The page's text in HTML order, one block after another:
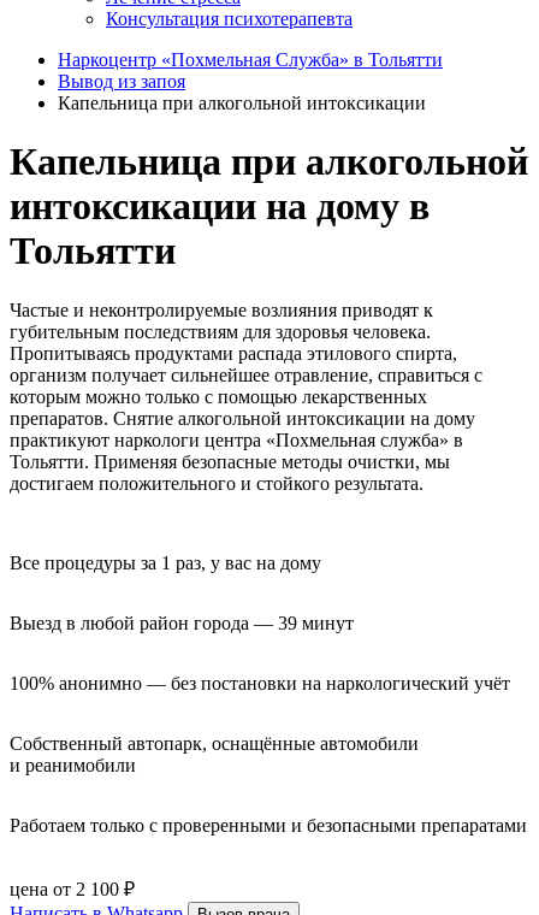
Консультация психотерапевта
Наркоцентр «Похмельная Служба» в Тольятти
Вывод из запоя
Капельница при алкогольной интоксикации
Капельница при алкогольной
интоксикации на дому в
Тольятти
Частые и неконтролируемые возлияния приводят к
губительным последствиям для здоровья человека.
Пропитываясь продуктами распада этилового спирта,
организм получает сильнейшее отравление, справиться с
которым можно только с помощью лекарственных
препаратов. Снятие алкогольной интоксикации на дому
практикуют наркологи центра «Похмельная служба» в
Тольятти. Применяя безопасные методы очистки, мы
достигаем положительного и стойкого результата.
Все процедуры за 1 раз, у вас на дому
Выезд в любой район города — 39 минут
100% анонимно — без постановки на наркологический учёт
Собственный автопарк, оснащённые автомобили
и реанимобили
Работаем только с проверенными и безопасными препаратами
цена от 2 100 ₽